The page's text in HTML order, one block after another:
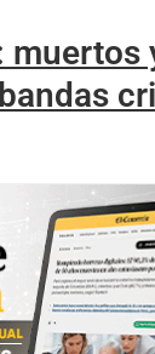
muertos